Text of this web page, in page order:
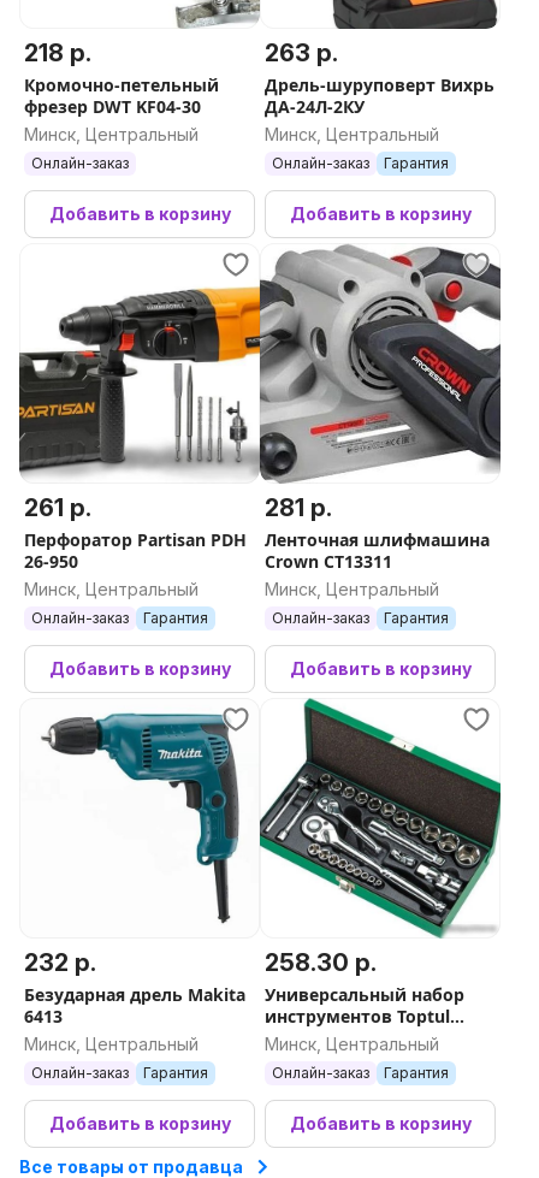
218 р.
Кромочно-петельный
фрезер DWT KF04-30
Минск, Центральный
Онлайн-заказ
Добавить в корзину
263 р.
Дрель-шуруповерт Вихрь
ДА-24Л-2КУ
Минск, Центральный
Онлайн-заказ Гарантия
Добавить в корзину
261 р.
Перфоратор Partisan PDH
26-950
Минск, Центральный
Онлайн-заказ Гарантия
Добавить в корзину
281 р.
Ленточная шлифмашина
Crown CT13311
Минск, Центральный
Онлайн-заказ Гарантия
Добавить в корзину
232 р.
Безударная дрель Makita
6413
Минск, Центральный
Онлайн-заказ Гарантия
Добавить в корзину
258.30 р.
Универсальный набор
инструментов Toptul
GCAD2802 (28 предметов)
Минск, Центральный
Онлайн-заказ Гарантия
Добавить в корзину
Все товары от продавца